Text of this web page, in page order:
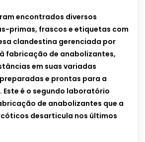
encontrados diversos
primas, frascos e etiquetas com
clandestina gerenciada por
fabricação de anabolizantes,
em suas variadas
e prontas para a
é o segundo laboratório
de anabolizantes que a
desarticula nos últimos